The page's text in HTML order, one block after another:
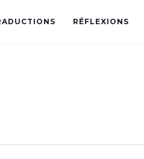
RÉFLEXIONS